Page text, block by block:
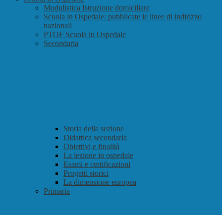
Modulistica Istruzione domiciliare
Scuola in Ospedale: pubblicate le linee di indirizzo
nazionali
PTOF Scuola in Ospedale
Secondaria
Storia della sezione
Didattica secondaria
Obiettivi e finalità
La lezione in ospedale
Esami e certificazioni
Progetti storici
La dimensione europea
Primaria